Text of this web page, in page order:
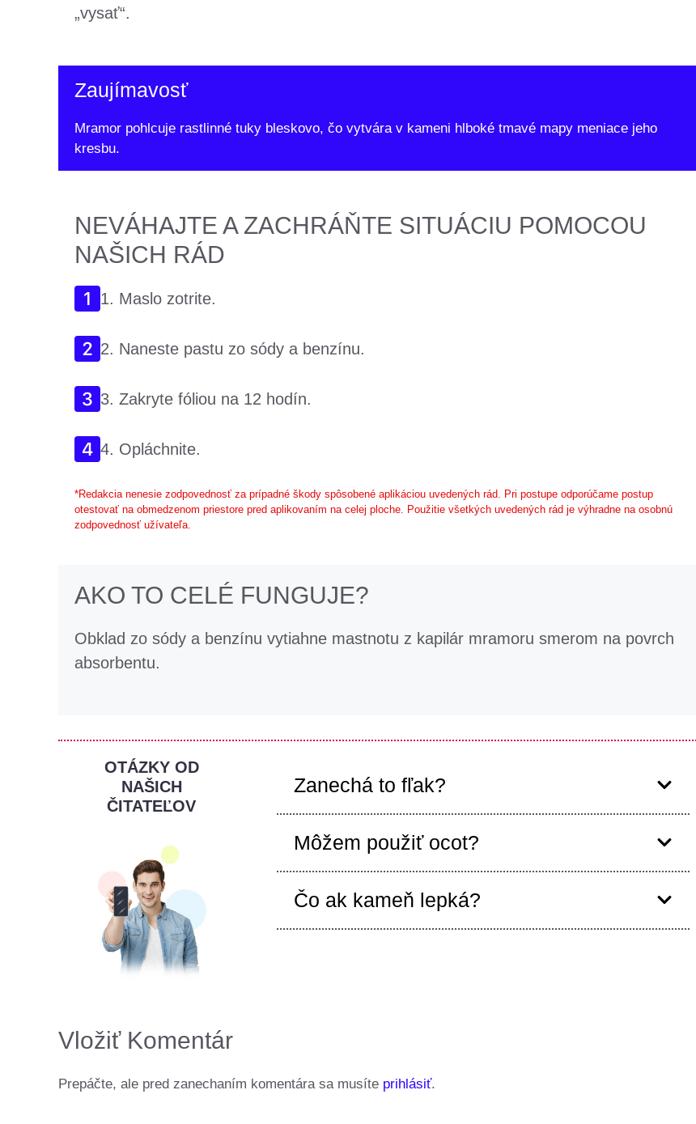
„vysať“.
Zaujímavosť
Mramor pohlcuje rastlinné tuky bleskovo, čo vytvára v kameni hlboké tmavé mapy meniace jeho
kresbu.
NEVÁHAJTE A ZACHRÁŇTE SITUÁCIU POMOCOU
NAŠICH RÁD
1. Maslo zotrite.
2. Naneste pastu zo sódy a benzínu.
3. Zakryte fóliou na 12 hodín.
4. Opláchnite.
*Redakcia nenesie zodpovednosť za prípadné škody spôsobené aplikáciou uvedených rád. Pri postupe odporúčame postup
otestovať na obmedzenom priestore pred aplikovaním na celej ploche. Použitie všetkých uvedených rád je výhradne na osobnú
zodpovednosť užívateľa.
AKO TO CELÉ FUNGUJE?
Obklad zo sódy a benzínu vytiahne mastnotu z kapilár mramoru smerom na povrch
absorbentu.
OTÁZKY OD
NAŠICH
ČITATEĽOV
Zanechá to fľak?
Môžem použiť ocot?
Čo ak kameň lepká?
Vložiť Komentár
Prepáčte, ale pred zanechaním komentára sa musíte prihlásiť.